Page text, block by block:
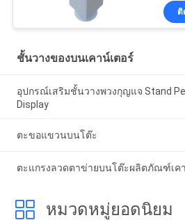
ติ
ชั้นวางของบนเคาน์เตอร์
อุปกรณ์เสริมชั้นวางพวงกุญแจ Stand
Display
ตะขอแขวนบนโต๊ะ
ตะแกรงลวดตาข่ายบนโต๊ะผลิตภัณฑ์เค
หมวดหมู่ยอดนิยม